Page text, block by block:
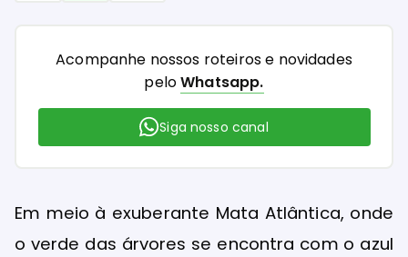
Acompanhe nossos roteiros e novidades
peloWhatsapp.
Siga nosso canal
Em meio à exuberante Mata Atlântica, onde
o verde das árvores se encontra com o azul